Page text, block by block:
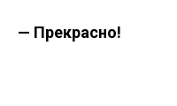
— Прекрасно!